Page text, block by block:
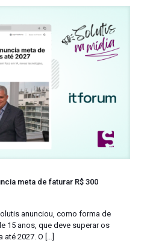
meta de faturar R$ 300
anunciou, como forma de
15 anos, que deve superar os
até 2027. O […]